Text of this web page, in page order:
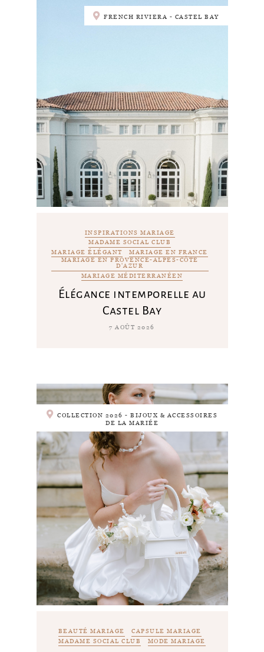
FRENCH RIVIERA - CASTEL BAY
INSPIRATIONS MARIAGE
MADAME SOCIAL CLUB
MARIAGE ÉLÉGANT
MARIAGE EN FRANCE
MARIAGE EN PROVENCE-ALPES-CÔTE
D'AZUR
MARIAGE MÉDITERRANÉEN
Élégance intemporelle au
Castel Bay
7 AOÛT 2026
COLLECTION 2026 - BIJOUX & ACCESSOIRES
DE LA MARIÉE
BEAUTÉ MARIAGE
CAPSULE MARIAGE
MADAME SOCIAL CLUB
MODE MARIAGE